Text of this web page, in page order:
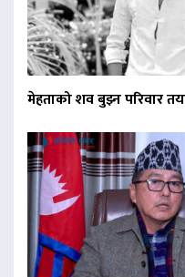
मेहताको शव बुझ्न परिवार